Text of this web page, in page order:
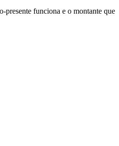
presente funciona e o montante que